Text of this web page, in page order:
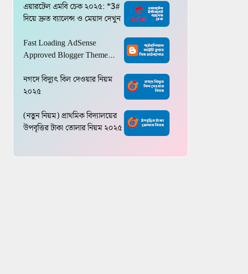
এয়ারটেল এমবি চেক ২০২৫: *3#
দিয়ে দ্রুত ব্যালেন্স ও মেয়াদ দেখুন
Fast Loading AdSense
Approved Blogger Theme
নগদে বিদ্যুৎ বিল দেওয়ার নিয়ম
২০২৫
(নতুন নিয়ম) প্রাথমিক বিদ্যালয়ের
উপবৃত্তির টাকা তোলার নিয়ম ২০২৫